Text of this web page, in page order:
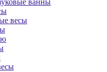
ванны
весы